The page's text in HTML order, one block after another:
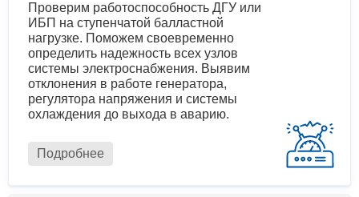
Проверим работоспособность ДГУ или
ИБП на ступенчатой балластной
нагрузке. Поможем своевременно
определить надежность всех узлов
системы электроснабжения. Выявим
отклонения в работе генератора,
регулятора напряжения и системы
охлаждения до выхода в аварию.
Подробнее